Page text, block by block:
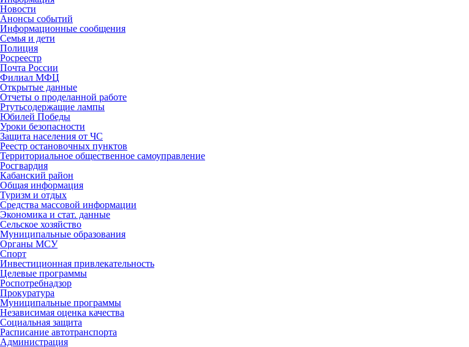
Новости
Анонсы событий
Информационные сообщения
Семья и дети
Полиция
Росреестр
Почта России
Филиал МФЦ
Открытые данные
Отчеты о проделанной работе
Ртутьсодержащие лампы
Юбилей Победы
Уроки безопасности
Защита населения от ЧС
Реестр остановочных пунктов
Территориальное общественное самоуправление
Росгвардия
Кабанский район
Общая информация
Туризм и отдых
Средства массовой информации
Экономика и стат. данные
Сельское хозяйство
Муниципальные образования
Органы МСУ
Спорт
Инвестиционная привлекательность
Целевые программы
Роспотребнадзор
Прокуратура
Муниципальные программы
Независимая оценка качества
Социальная защита
Расписание автотранспорта
Администрация